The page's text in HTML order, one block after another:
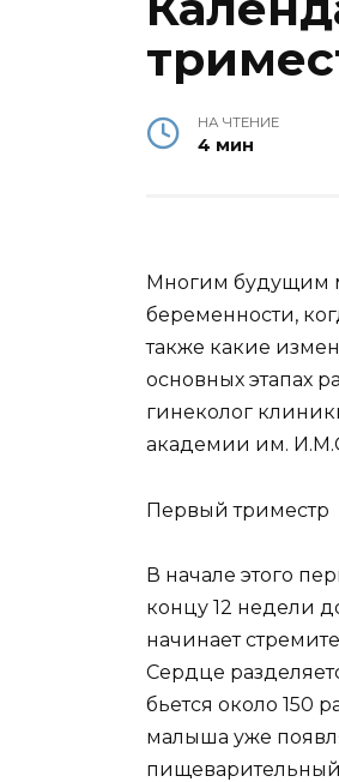
НА ЧТЕНИЕ
4 мин
Многим будущим
беременности,
также какие
основных этапах
гинеколог
академии им.
Первый триместр
В начале этого
концу 12 недели
начинает
Сердце
бьется около 150
малыша уже